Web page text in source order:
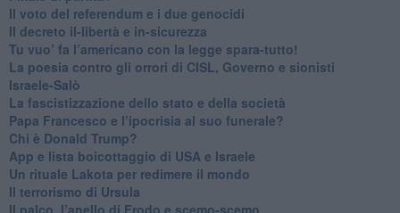
​Il voto del referendum e i due genocidi
Il decreto il-libertà e in-sicurezza
Tu vuo’ fa l’americano con la legge spara-tutto!
La poesia contro gli orrori di CISL, Governo e sionisti
Israele-Salò
​La fascistizzazione dello stato e della società
Papa Francesco e l’ipocrisia al suo funerale?
​Chi è Donald Trump?
App e lista boicottaggio di USA e Israele
​Un rituale Lakota per redimere il mondo
Il terrorismo di Ursula
​Il palco, l’anello di Frodo e scemo-scemo